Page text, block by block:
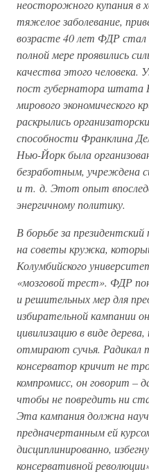
неосторожного купания в
тяжелое заболевание,
возрасте 40 лет ФДР
полной мере проявились
качества этого человека.
пост губернатора штата
мирового экономического
раскрылись
способности Франклина
Нью-Йорк была
безработным, учреждена
и т. д. Этот опыт
энергичному политику.
В борьбе за
на советы кружка,
Колумбийского
«мозговой трест». ФДР
и решительных мер для
избирательной кампании
цивилизацию в виде
отмирают сучья. Радикал
консерватор кричит не
компромисс, он говорит
чтобы не повредить ни
Эта кампания должна
предначертанным ей
дисциплинированно,
консервативной